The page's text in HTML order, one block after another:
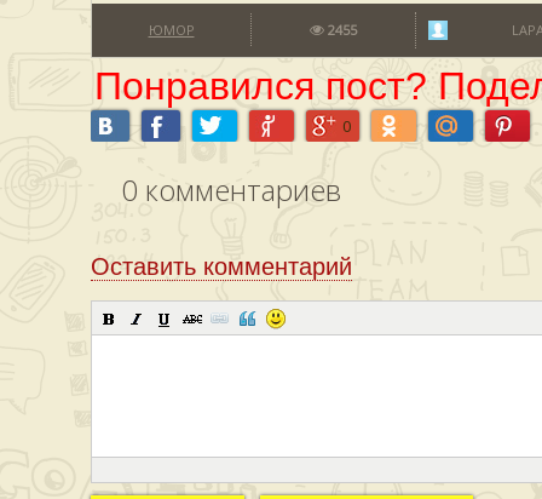
ЮМОР 2455
Понравился пост?
0
0 комментариев
Оставить комментарий